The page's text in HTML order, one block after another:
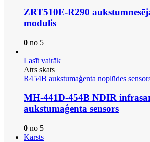
ZRT510E-R290
modulis
0 no 5
Lasīt vairāk
Ātrs skats
R454B aukstumaģenta noplūdes
MH-441D-454B NDIR
aukstumaģenta sensors
0 no 5
Karsts